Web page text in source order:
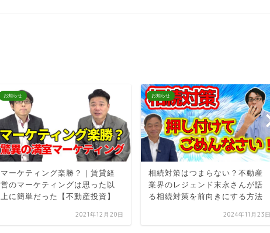
お知らせ
マーケティング楽勝？｜賃貸経
営のマーケティングは思った以
上に簡単だった【不動産投資】
2021年12月20日
お知らせ
相続対策はつまらない？不動産
業界のレジェンド末永さんが語
る相続対策を前向きにする方法
2024年11月23日